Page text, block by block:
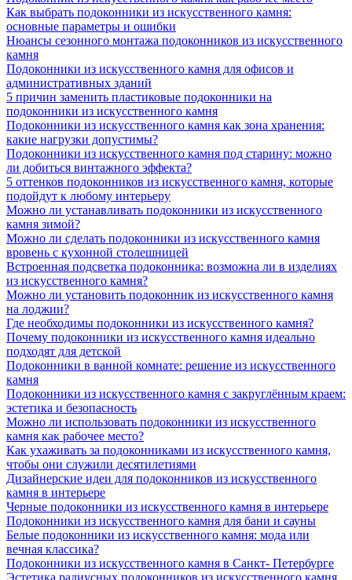
Как выбрать подоконники из искусственного камня:
основные параметры и ошибки
Нюансы сезонного монтажа подоконников из искусственного
камня
Подоконники из искусственного камня для офисов и
административных зданий
5 причин заменить пластиковые подоконники на
подоконники из искусственного камня
Подоконники из искусственного камня как зона хранения:
какие нагрузки допустимы?
Подоконники из искусственного камня под старину: можно
ли добиться винтажного эффекта?
5 оттенков подоконников из искусственного камня, которые
подойдут к любому интерьеру
Можно ли устанавливать подоконники из искусственного
камня зимой?
Можно ли сделать подоконники из искусственного камня
вровень с кухонной столешницей
Встроенная подсветка подоконника: возможна ли в изделиях
из искусственного камня?
Можно ли установить подоконник из искусственного камня
на лоджии?
Где необходимы подоконники из искусственного камня?
Почему подоконники из искусственного камня идеально
подходят для детской
Подоконники в ванной комнате: решение из искусственного
камня
Подоконники из искусственного камня с закруглённым краем:
эстетика и безопасность
Можно ли использовать подоконники из искусственного
камня как рабочее место?
Как ухаживать за подоконниками из искусственного камня,
чтобы они служили десятилетиями
Дизайнерские идеи для подоконников из искусственного
камня в интерьере
Черные подоконники из искусственного камня в интерьере
Подоконники из искусственного камня для бани и сауны
Белые подоконники из искусственного камня: мода или
вечная классика?
Подоконники из искусственного камня в Санкт- Петербурге
Эстетика радиусных подоконников из искусственного камня